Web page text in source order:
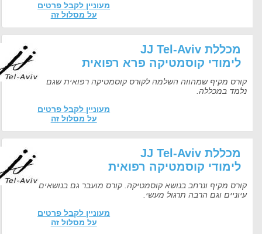
מעוניין לקבל פרטים
על מסלול זה
מכללת JJ Tel-Aviv
לימודי קוסמטיקה פרא רפואית
קורס מקיף שמהווה השלמה לקורס קוסמטיקה רפואית שגם
נלמד במכללה.
מעוניין לקבל פרטים
על מסלול זה
מכללת JJ Tel-Aviv
לימודי קוסמטיקה רפואית
קורס מקיף ונרחב בנושא קוסמטיקה. קורס מועבר גם בנושאים
עיוניים וגם הרבה תרגול מעשי.
מעוניין לקבל פרטים
על מסלול זה